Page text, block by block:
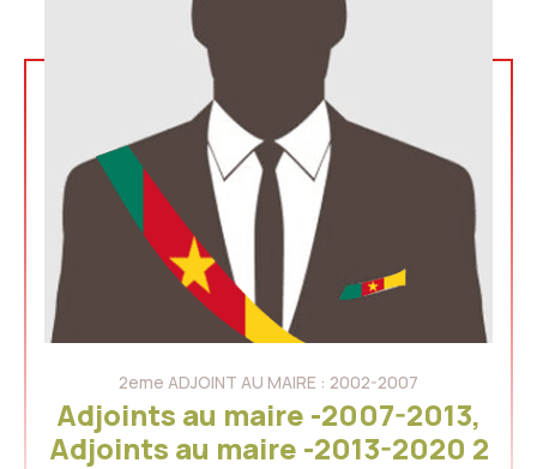
2eme ADJOINT AU MAIRE : 2002-2007
Adjoints au maire -2007-2013,
Adjoints au maire -2013-2020 2